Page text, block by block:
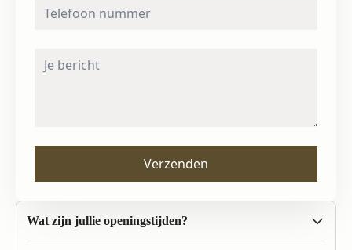
Wat zijn jullie openingstijden?
nummer
Verzenden